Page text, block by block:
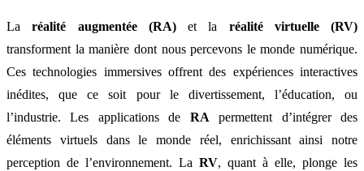
Laréalité augmentée (RA)et la réalité virtuelle (RV)
transforment la manière dont nous percevons le monde numérique.
Ces technologies immersives offrent des expériences interactives
inédites, que ce soit pour le divertissement, l’éducation, ou
l’industrie. Les applications de RA permettent d’intégrer des
éléments virtuels dans le monde réel, enrichissant ainsi notre
perception de l’environnement. La RV, quant à elle, plonge les